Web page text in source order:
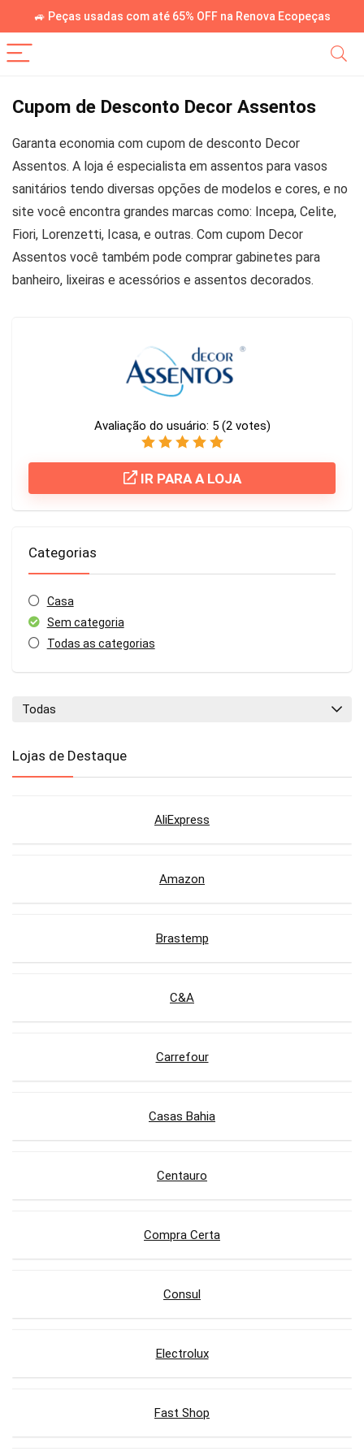
🚙 Peças usadas com até 65% OFF na Renova Ecopeças
Cupom de Desconto Decor Assentos
Garanta economia com cupom de desconto Decor
Assentos. A loja é especialista em assentos para vasos
sanitários tendo diversas opções de modelos e cores, e no
site você encontra grandes marcas como: Incepa, Celite,
Fiori, Lorenzetti, Icasa, e outras. Com cupom Decor
Assentos você também pode comprar gabinetes para
banheiro, lixeiras e acessórios e assentos decorados.
Avaliação do usuário: 5 (2votes)
IR PARA A LOJA
Categorias
Casa
Sem categoria
Todas as categorias
Todas
Lojas de Destaque
AliExpress
Amazon
Brastemp
C&A
Carrefour
Casas Bahia
Centauro
Compra Certa
Consul
Electrolux
Fast Shop